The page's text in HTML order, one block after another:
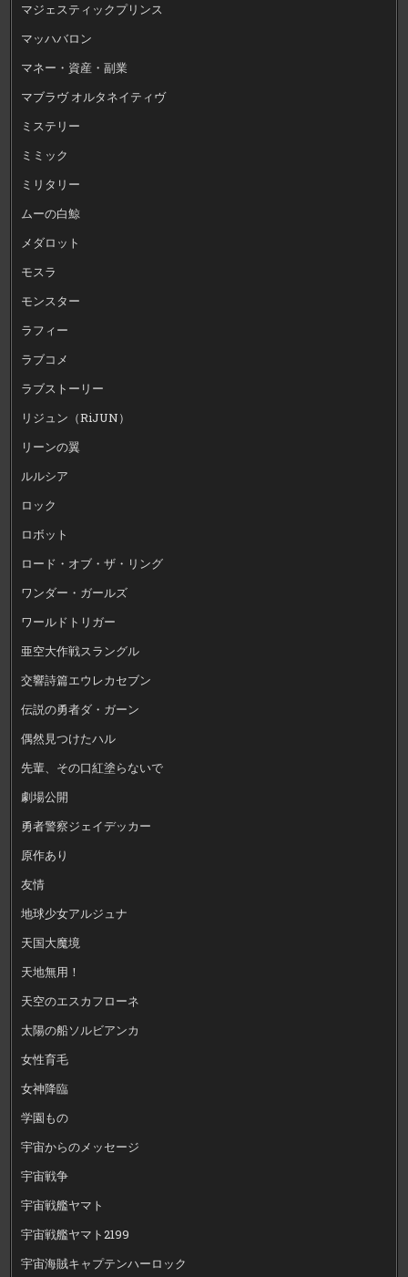
マジェスティックプリンス
マッハバロン
マネー・資産・副業
マブラヴ オルタネイティヴ
ミステリー
ミミック
ミリタリー
ムーの白鯨
メダロット
モスラ
モンスター
ラフィー
ラブコメ
ラブストーリー
リジュン（RiJUN）
リーンの翼
ルルシア
ロック
ロボット
ロード・オブ・ザ・リング
ワンダー・ガールズ
ワールドトリガー
亜空大作戦スラングル
交響詩篇エウレカセブン
伝説の勇者ダ・ガーン
偶然見つけたハル
先輩、その口紅塗らないで
劇場公開
勇者警察ジェイデッカー
原作あり
友情
地球少女アルジュナ
天国大魔境
天地無用！
天空のエスカフローネ
太陽の船ソルビアンカ
女性育毛
女神降臨
学園もの
宇宙からのメッセージ
宇宙戦争
宇宙戦艦ヤマト
宇宙戦艦ヤマト2199
宇宙海賊キャプテンハーロック